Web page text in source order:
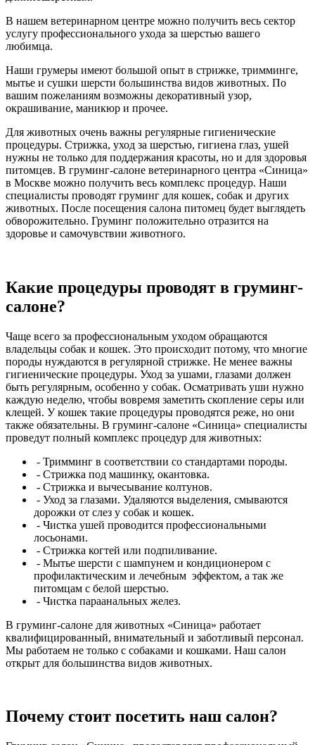
В нашем ветеринарном центре можно получить весь сектор
услугу профессионального ухода за шерстью вашего
любимца.
Наши грумеры имеют большой опыт в стрижке, тримминге,
мытье и сушки шерсти большинства видов животных. По
вашим пожеланиям возможны декоративный узор,
окрашивание, маникюр и прочее.
Для животных очень важны регулярные гигиенические
процедуры. Стрижка, уход за шерстью, гигиена глаз, ушей
нужны не только для поддержания красоты, но и для здоровья
питомцев. В груминг-салоне ветеринарного центра «Синица»
в Москве можно получить весь комплекс процедур. Наши
специалисты проводят груминг для кошек, собак и других
животных. После посещения салона питомец будет выглядеть
обворожительно. Груминг положительно отразится на
здоровье и самочувствии животного.
Какие процедуры проводят в груминг-
салоне?
Чаще всего за профессиональным уходом обращаются
владельцы собак и кошек. Это происходит потому, что многие
породы нуждаются в регулярной стрижке. Не менее важны
гигиенические процедуры. Уход за ушами, глазами должен
быть регулярным, особенно у собак. Осматривать уши нужно
каждую неделю, чтобы вовремя заметить скопление серы или
клещей. У кошек такие процедуры проводятся реже, но они
также обязательны. В груминг-салоне «Синица» специалисты
проведут полный комплекс процедур для животных:
- Тримминг в соответствии со стандартами породы.
- Стрижка под машинку, окантовка.
- Стрижка и вычесывание колтунов.
- Уход за глазами. Удаляются выделения, смываются
дорожки от слез у собак и кошек.
- Чистка ушей проводится профессиональными
лосьонами.
- Стрижка когтей или подпиливание.
- Мытье шерсти с шампунем и кондиционером с
профилактическим и лечебным эффектом, а так же
питомцам с белой шерстью.
- Чистка параанальных желез.
В груминг-салоне для животных «Синица» работает
квалифицированный, внимательный и заботливый персонал.
Мы работаем не только с собаками и кошками. Наш салон
открыт для большинства видов животных.
Почему стоит посетить наш салон?